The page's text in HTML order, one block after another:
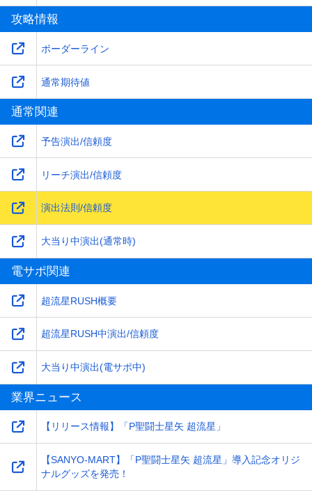
攻略情報
ボーダーライン
通常期待値
通常関連
予告演出/信頼度
リーチ演出/信頼度
演出法則/信頼度
大当り中演出(通常時)
電サポ関連
超流星RUSH概要
超流星RUSH中演出/信頼度
大当り中演出(電サポ中)
業界ニュース
【リリース情報】「P聖闘士星矢 超流星」
【SANYO-MART】「P聖闘士星矢 超流星」導入記念オリジ
ナルグッズを発売！